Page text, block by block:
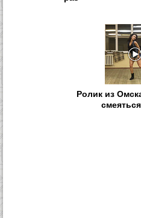
Ролик из